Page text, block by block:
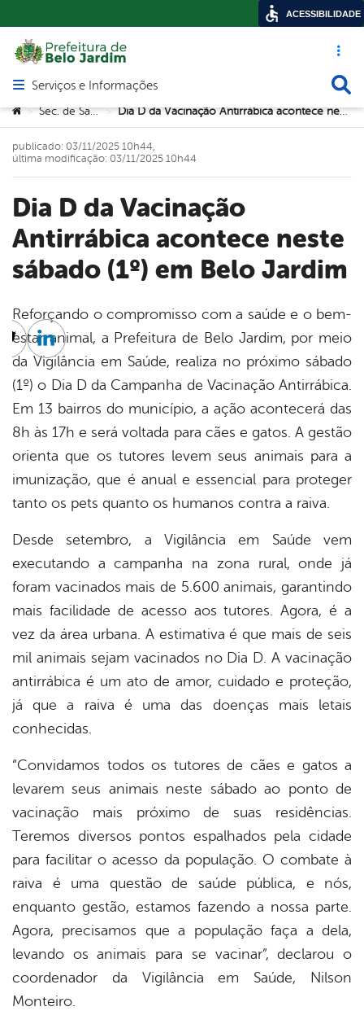
Acesso
Abrir menu principal de navegação
Serviços e Informações
Você está aqui:
> Sec. de Saúde > Dia D da Vacinação Antirrábica acontece neste sábado (1º) em Belo Jardim
Dia D da Vacinação
Antirrábica acontece neste
sábado (1º) em Belo Jardim
publicado: 03/11/2025 10h44,
última modificação: 03/11/2025 10h44
Reforçando o compromisso com a saúde e o bem-
estar animal, a Prefeitura de Belo Jardim, por meio
da Vigilância em Saúde, realiza no próximo sábado
(1º) o Dia D da Campanha de Vacinação Antirrábica.
Em 13 bairros do município, a ação acontecerá das
8h às 17h e será voltada para cães e gatos. A gestão
orienta que os tutores levem seus animais para a
imunização, que é anual e essencial para proteger
tanto os pets quanto os humanos contra a raiva.
Desde setembro, a Vigilância em Saúde vem
executando a campanha na zona rural, onde já
foram vacinados mais de 5.600 animais, garantindo
mais facilidade de acesso aos tutores. Agora, é a
vez da área urbana. A estimativa é que mais de seis
mil animais sejam vacinados no Dia D. A vacinação
antirrábica é um ato de amor, cuidado e proteção,
já que a raiva é uma das doenças mais letais
conhecidas.
“Convidamos todos os tutores de cães e gatos a
levarem seus animais neste sábado ao ponto de
vacinação mais próximo de suas residências.
Teremos diversos pontos espalhados pela cidade
para facilitar o acesso da população. O combate à
raiva é uma questão de saúde pública, e nós,
enquanto gestão, estamos fazendo a nossa parte.
Agora, precisamos que a população faça a dela,
levando os animais para se vacinar”, declarou o
coordenador da Vigilância em Saúde, Nilson
Monteiro.
Twitter
Linkedin
ACESSIBILIDADE